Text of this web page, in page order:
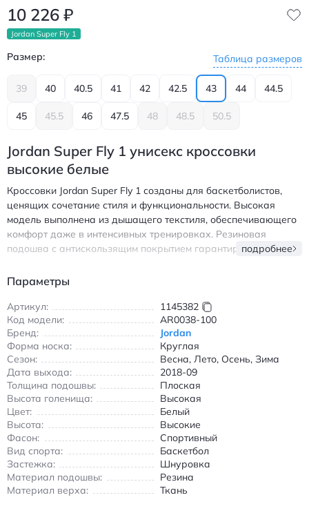
10 226 ₽
Jordan Super Fly 1
Размер: Таблица размеров
39 40 40.5 41 42 42.5 43 44 44.5
45 45.5 46 47.5 48 48.5 50.5
Jordan Super Fly 1 унисекс кроссовки
высокие белые
Кроссовки Jordan Super Fly 1 созданы для баскетболистов,
ценящих сочетание стиля и функциональности. Высокая
модель выполнена из дышащего текстиля, обеспечивающего
комфорт даже в интенсивных тренировках. Резиновая
подошва с антискользящим покрытием гарантирует
г) не сковывает движения. Белый цвет придает обуви
универсальность, легко сочетаясь с различной спортивной
одеждой. - Амортизирующая система снижает нагрузку при
прыжках - Круглый носок обеспечивает свободу движений -
Шнуровка надежно фиксирует стопу - Подходит для всех
сезонов благодаря продуманной конструкции Джордан
Супер Флай 1 кроссовки высокие белые для баскетбола с
амортизацией
подробнее
Параметры
Артикул:
1145382
Код модели:
AR0038-100
Бренд:
Jordan
Форма носка:
Круглая
Сезон:
Весна, Лето, Осень, Зима
Дата выхода:
2018-09
Толщина подошвы:
Плоская
Высота голенища:
Высокая
Цвет:
Белый
Высота:
Высокие
Фасон:
Спортивный
Вид спорта:
Баскетбол
Застежка:
Шнуровка
Материал подошвы:
Резина
Материал верха:
Ткань